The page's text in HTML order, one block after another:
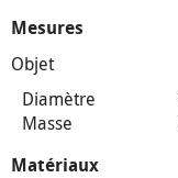
Mesures
Objet
Diamètre
Masse
Matériaux